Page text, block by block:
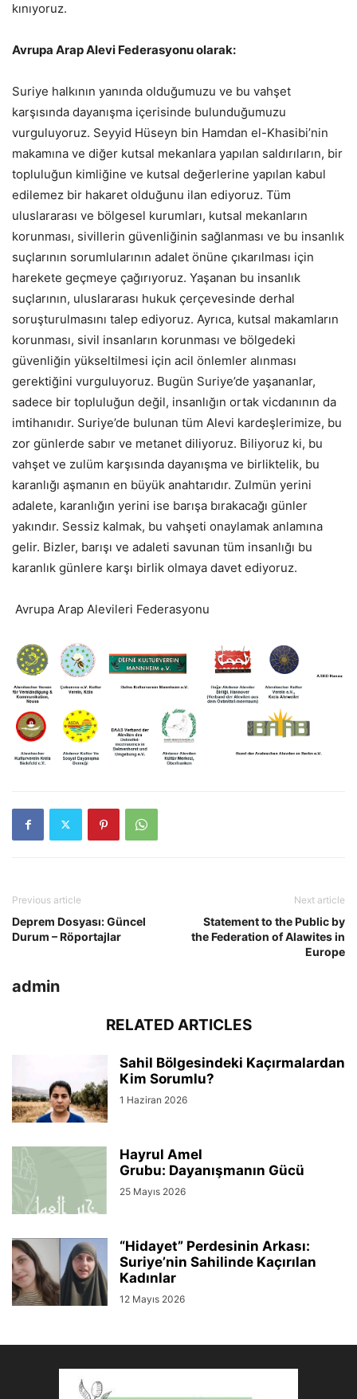
kınıyoruz.
Avrupa Arap Alevi Federasyonu olarak:
Suriye halkının yanında olduğumuzu ve bu vahşet
karşısında dayanışma içerisinde bulunduğumuzu
vurguluyoruz. Seyyid Hüseyn bin Hamdan el-Khasibi’nin
makamına ve diğer kutsal mekanlara yapılan saldırıların, bir
topluluğun kimliğine ve kutsal değerlerine yapılan kabul
edilemez bir hakaret olduğunu ilan ediyoruz. Tüm
uluslararası ve bölgesel kurumları, kutsal mekanların
korunması, sivillerin güvenliğinin sağlanması ve bu insanlık
suçlarının sorumlularının adalet önüne çıkarılması için
harekete geçmeye çağırıyoruz. Yaşanan bu insanlık
suçlarının, uluslararası hukuk çerçevesinde derhal
soruşturulmasını talep ediyoruz. Ayrıca, kutsal makamların
korunması, sivil insanların korunması ve bölgedeki
güvenliğin yükseltilmesi için acil önlemler alınması
gerektiğini vurguluyoruz. Bugün Suriye’de yaşananlar,
sadece bir topluluğun değil, insanlığın ortak vicdanının da
imtihanıdır. Suriye’de bulunan tüm Alevi kardeşlerimize, bu
zor günlerde sabır ve metanet diliyoruz. Biliyoruz ki, bu
vahşet ve zulüm karşısında dayanışma ve birliktelik, bu
karanlığı aşmanın en büyük anahtarıdır. Zulmün yerini
adalete, karanlığın yerini ise barışa bırakacağı günler
yakındır. Sessiz kalmak, bu vahşeti onaylamak anlamına
gelir. Bizler, barışı ve adaleti savunan tüm insanlığı bu
karanlık günlere karşı birlik olmaya davet ediyoruz.
Avrupa Arap Alevileri Federasyonu
Previous article
Deprem Dosyası: Güncel
Durum – Röportajlar
Next article
Statement to the Public by
the Federation of Alawites in
Europe
admin
RELATED ARTICLES
Sahil Bölgesindeki Kaçırmalardan
Kim Sorumlu?
1 Haziran 2026
Hayrul Amel
Grubu: Dayanışmanın Gücü
25 Mayıs 2026
“Hidayet” Perdesinin Arkası:
Suriye’nin Sahilinde Kaçırılan
Kadınlar
12 Mayıs 2026